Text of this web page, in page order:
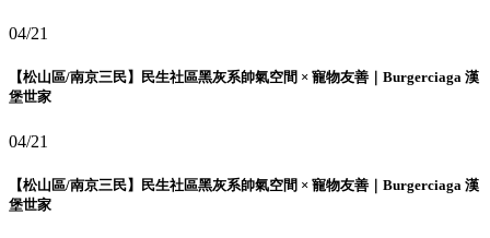
04/21
【松山區/南京三民】民生社區黑灰系帥氣空間 × 寵物友善｜Burgerciaga 漢
堡世家
04/21
【松山區/南京三民】民生社區黑灰系帥氣空間 × 寵物友善｜Burgerciaga 漢
堡世家